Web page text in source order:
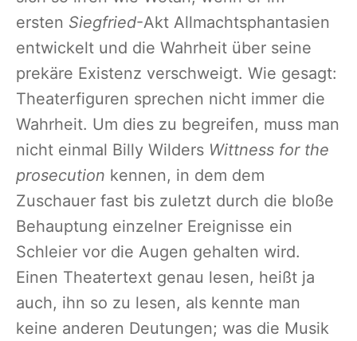
ersten Siegfried-Akt Allmachtsphantasien
entwickelt und die Wahrheit über seine
prekäre Existenz verschweigt. Wie gesagt:
Theaterfiguren sprechen nicht immer die
Wahrheit. Um dies zu begreifen, muss man
nicht einmal Billy Wilders Wittness for the
prosecution kennen, in dem dem
Zuschauer fast bis zuletzt durch die bloße
Behauptung einzelner Ereignisse ein
Schleier vor die Augen gehalten wird.
Einen Theatertext genau lesen, heißt ja
auch, ihn so zu lesen, als kennte man
keine anderen Deutungen; was die Musik